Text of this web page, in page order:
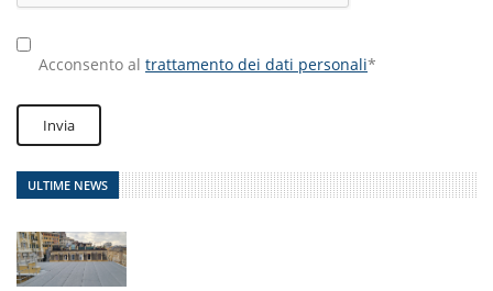
Acconsento al trattamento dei dati personali*
Invia
ULTIME NEWS